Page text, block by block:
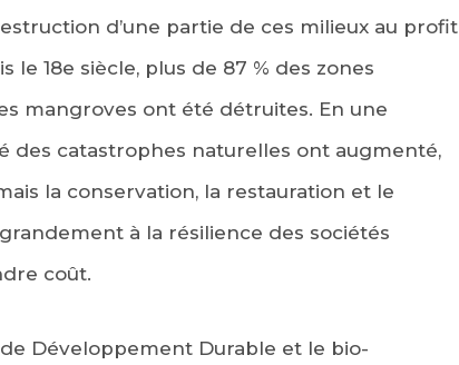
d’une partie de ces milieux au profit
le 18e siècle, plus de 87 % des zones
mangroves ont été détruites. En une
des catastrophes naturelles ont augmenté,
la conservation, la restauration et le
à la résilience des sociétés
coût.
Développement Durable et le bio-